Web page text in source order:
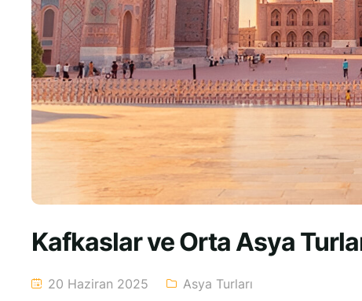
Kafkaslar ve Orta Asya
20 Haziran 2025 Asya Turları